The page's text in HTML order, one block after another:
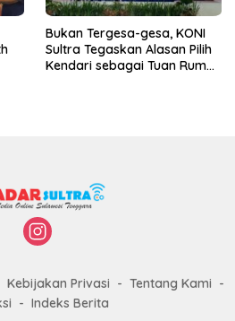
Bukan Tergesa-gesa, KONI
Sultra Tegaskan Alasan Pilih
Kendari sebagai Tuan Rumah
Kebijakan Privasi
Tentang Kami
Indeks Berita